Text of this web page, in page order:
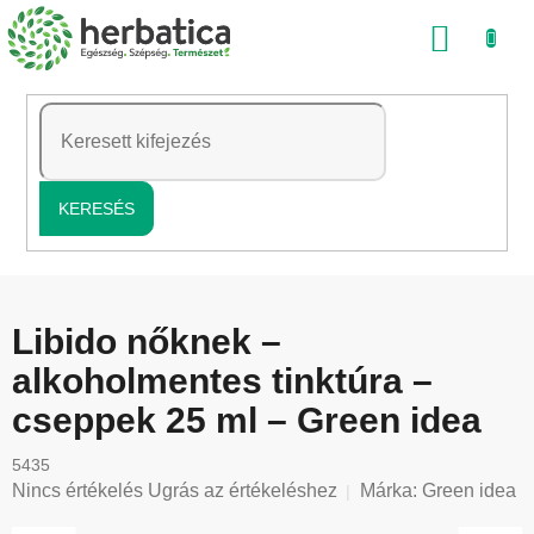
Ugrás
a
tartalomhoz
KERESÉS
Libido nőknek –
alkoholmentes tinktúra –
cseppek 25 ml – Green idea
5435
A
Nincs értékelés Ugrás az értékeléshez Márka: Green idea